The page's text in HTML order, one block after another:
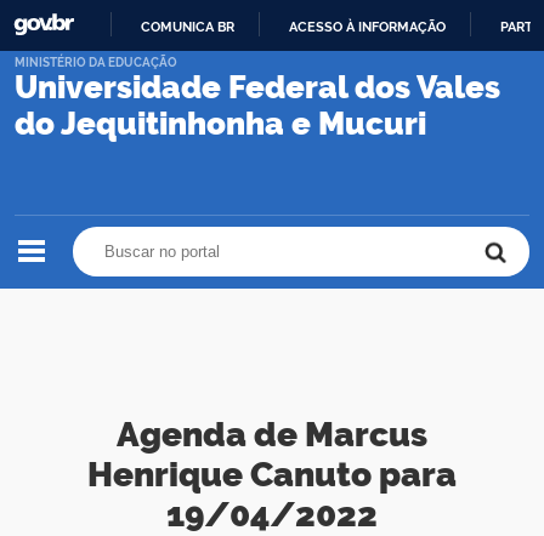
PARA
CONTEÚDO
COMUNICA BR ACESSO À INFORMAÇÃO
Universidade Federal dos Vales
do Jequitinhonha e Mucuri
MINISTÉRIO DA EDUCAÇÃO
Agenda de Marcus
Henrique Canuto para
19/04/2022